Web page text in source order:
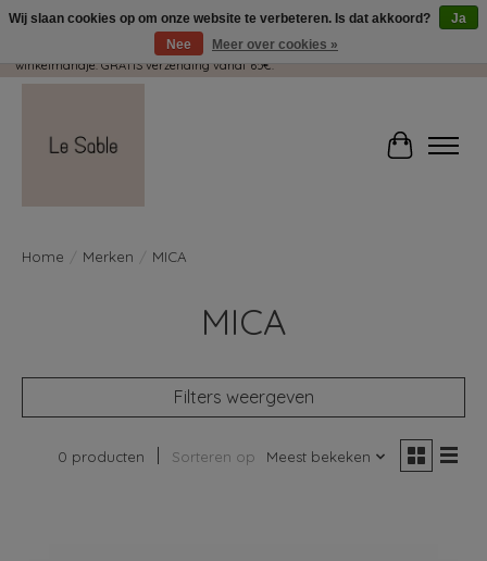
Wij pakken met plezier jouw kadootjes GRATIS in! Duid dit zeker aan in je
winkelmandje. GRATIS verzending vanaf 65€.
Home Merken MICA
MICA
Filters weergeven
0 producten Sorteren op Meest bekeken
Wij slaan cookies op om onze website te verbeteren. Is dat akkoord?
Ja
Nee
Meer over cookies »